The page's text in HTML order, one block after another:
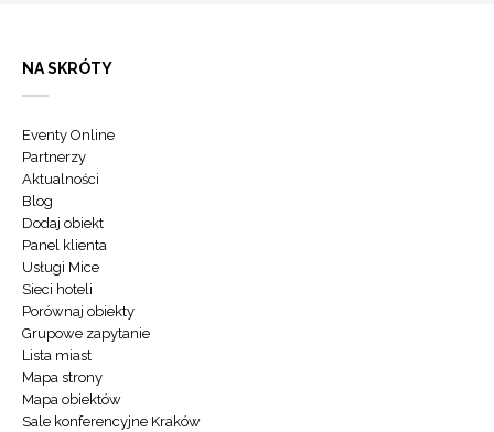
NA SKRÓTY
Eventy Online
Partnerzy
Aktualności
Blog
Dodaj obiekt
Panel klienta
Usługi Mice
Sieci hoteli
Porównaj obiekty
Grupowe zapytanie
Lista miast
Mapa strony
Mapa obiektów
Sale konferencyjne Kraków